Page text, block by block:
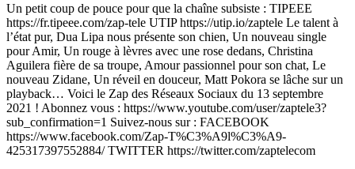
Un petit coup de pouce pour que la chaîne subsiste : TIPEEE
https://fr.tipeee.com/zap-tele UTIP https://utip.io/zaptele Le talent à
l’état pur, Dua Lipa nous présente son chien, Un nouveau single
pour Amir, Un rouge à lèvres avec une rose dedans, Christina
Aguilera fière de sa troupe, Amour passionnel pour son chat, Le
nouveau Zidane, Un réveil en douceur, Matt Pokora se lâche sur un
playback… Voici le Zap des Réseaux Sociaux du 13 septembre
2021 ! Abonnez vous : https://www.youtube.com/user/zaptele3?
sub_confirmation=1 Suivez-nous sur : FACEBOOK
https://www.facebook.com/Zap-T%C3%A9l%C3%A9-
425317397552884/ TWITTER https://twitter.com/zaptelecom